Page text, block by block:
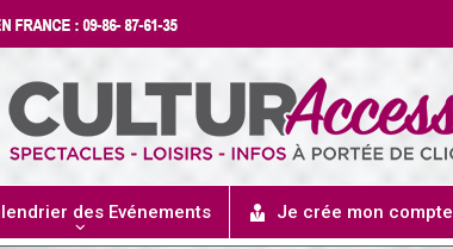
des Evénements Je crée mon compte